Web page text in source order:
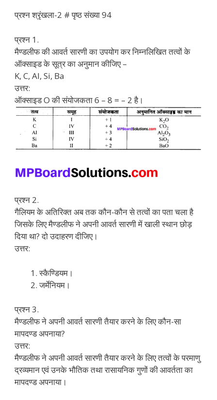
प्रश्न श्रृंखला-2 # पृष्ठ संख्या 94
प्रश्न 1.
मैण्डलीफ की आवर्त सारणी का उपयोग कर निम्नलिखित तत्वों के
ऑक्साइड के सूत्र का अनुमान कीजिए –
K, C, Al, Si, Ba
उत्तर:
ऑक्साइड O की संयोजकता 6 – 8 = – 2 है।
प्रश्न 2.
गैलियम के अतिरिक्त अब तक कौन-कौन से तत्वों का पता चला है
जिसके लिए मैण्डलीफ ने अपनी आवर्त सारणी में खाली स्थान छोड़
दिया था? दो उदाहरण दीजिए।
उत्तर:
स्कैण्डियम।
जर्मेनियम।
प्रश्न 3.
मैण्डलीफ ने अपनी आवर्त सारणी तैयार करने के लिए कौन-सा
मापदण्ड अपनाया?
उत्तर:
मैण्डलीफ ने अपनी आवर्त सारणी तैयार करने के लिए तत्वों के परमाणु
द्रव्यमान एवं उनके भौतिक तथा रासायनिक गुणों की आवर्तता का
मापदण्ड अपनाया।